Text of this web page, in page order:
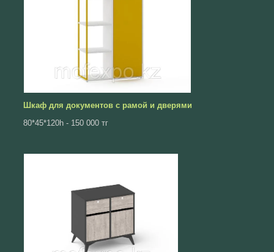
Шкаф для документов с рамой и дверями
80*45*120һ - 150 000 тг